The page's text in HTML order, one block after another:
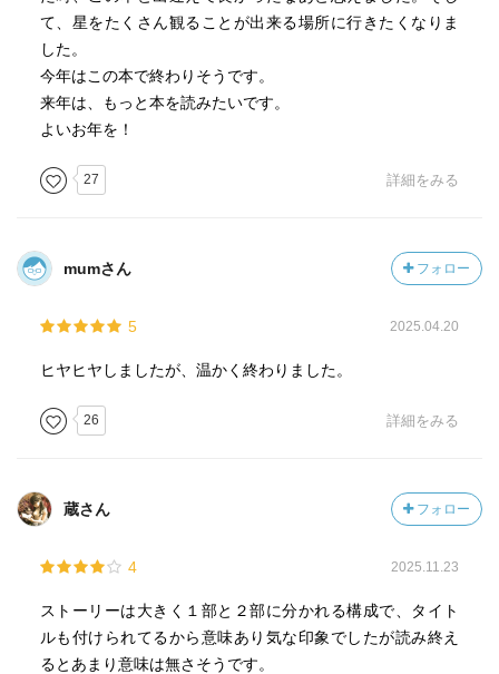
て、星をたくさん観ることが出来る場所に行きたくなりま
した。
今年はこの本で終わりそうです。
来年は、もっと本を読みたいです。
よいお年を！
27 詳細をみる
mumさん フォロー
5 2025.04.20
ヒヤヒヤしましたが、温かく終わりました。
26 詳細をみる
蔵さん フォロー
4 2025.11.23
ストーリーは大きく１部と２部に分かれる構成で、タイト
ルも付けられてるから意味あり気な印象でしたが読み終え
るとあまり意味は無さそうです。